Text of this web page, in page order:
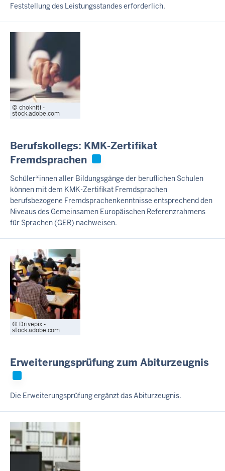
Feststellung des Leistungsstandes erforderlich.
chokniti -
stock.adobe.com
Berufskollegs: KMK-Zertifikat
Fremdsprachen
Schüler*innen aller Bildungsgänge der beruflichen Schulen
können mit dem KMK-Zertifikat Fremdsprachen
berufsbezogene Fremdsprachenkenntnisse entsprechend den
Niveaus des Gemeinsamen Europäischen Referenzrahmens
für Sprachen (GER) nachweisen.
Drivepix -
stock.adobe.com
Erweiterungsprüfung zum Abiturzeugnis
Die Erweiterungsprüfung ergänzt das Abiturzeugnis.